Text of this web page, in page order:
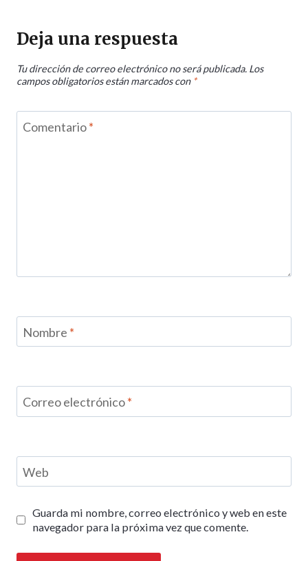
Deja una respuesta
Tu dirección de correo electrónico no será publicada. Los
campos obligatorios están marcados con *
Comentario*
Nombre *
Correo electrónico*
Web
Guarda mi nombre, correo electrónico y web en este
navegador para la próxima vez que comente.